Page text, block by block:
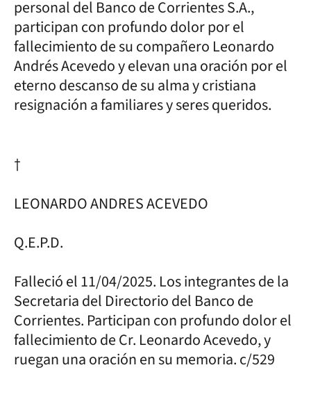
personal del Banco de Corrientes S.A.,
participan con profundo dolor por el
fallecimiento de su compañero Leonardo
Andrés Acevedo y elevan una oración por el
eterno descanso de su alma y cristiana
resignación a familiares y seres queridos.
†
LEONARDO ANDRES ACEVEDO
Q.E.P.D.
Falleció el 11/04/2025. Los integrantes de la
Secretaria del Directorio del Banco de
Corrientes. Participan con profundo dolor el
fallecimiento de Cr. Leonardo Acevedo, y
ruegan una oración en su memoria. c/529